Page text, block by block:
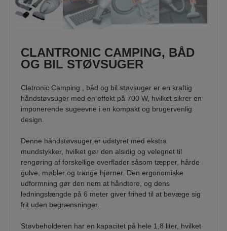
CLANTRONIC CAMPING, BÅD
OG BIL STØVSUGER
Clatronic Camping , båd og bil støvsuger er en kraftig
håndstøvsuger med en effekt på 700 W, hvilket sikrer en
imponerende sugeevne i en kompakt og brugervenlig
design.
Denne håndstøvsuger er udstyret med ekstra
mundstykker, hvilket gør den alsidig og velegnet til
rengøring af forskellige overflader såsom tæpper, hårde
gulve, møbler og trange hjørner. Den ergonomiske
udformning gør den nem at håndtere, og dens
ledningslængde på 6 meter giver frihed til at bevæge sig
frit uden begrænsninger.
Støvbeholderen har en kapacitet på hele 1,8 liter, hvilket